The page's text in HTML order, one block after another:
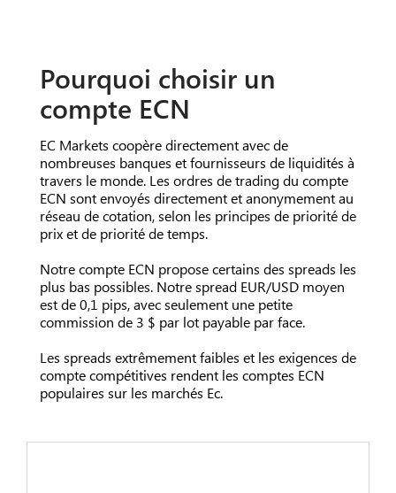
Pourquoi choisir un
compte ECN
EC Markets coopère directement avec de
nombreuses banques et fournisseurs de liquidités à
travers le monde. Les ordres de trading du compte
ECN sont envoyés directement et anonymement au
réseau de cotation, selon les principes de priorité de
prix et de priorité de temps.
Notre compte ECN propose certains des spreads les
plus bas possibles. Notre spread EUR/USD moyen
est de 0,1 pips, avec seulement une petite
commission de 3 $ par lot payable par face.
Les spreads extrêmement faibles et les exigences de
compte compétitives rendent les comptes ECN
populaires sur les marchés Ec.